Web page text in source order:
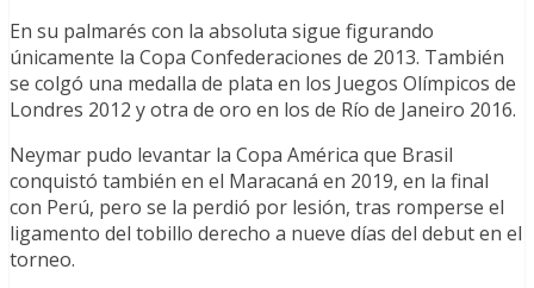
En su palmarés con la absoluta sigue figurando
únicamente la Copa Confederaciones de 2013. También
se colgó una medalla de plata en los Juegos Olímpicos de
Londres 2012 y otra de oro en los de Río de Janeiro 2016.
Neymar pudo levantar la Copa América que Brasil
conquistó también en el Maracaná en 2019, en la final
con Perú, pero se la perdió por lesión, tras romperse el
ligamento del tobillo derecho a nueve días del debut en el
torneo.